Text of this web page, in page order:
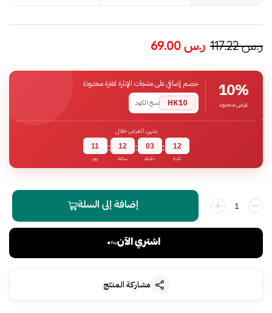
ر.س117.22 ر.س
10%
عرض محدود
خصم إضافي على منتجات الإنارة لفترة محدودة
HK10
نسخ الكود
ينتهي العرض خلال
11
يوم
: 12
ساعة
: 03
دقيقة
: 11
ثانية
إضافة إلى السلة
اشتري الآن
مشاركة المنتج